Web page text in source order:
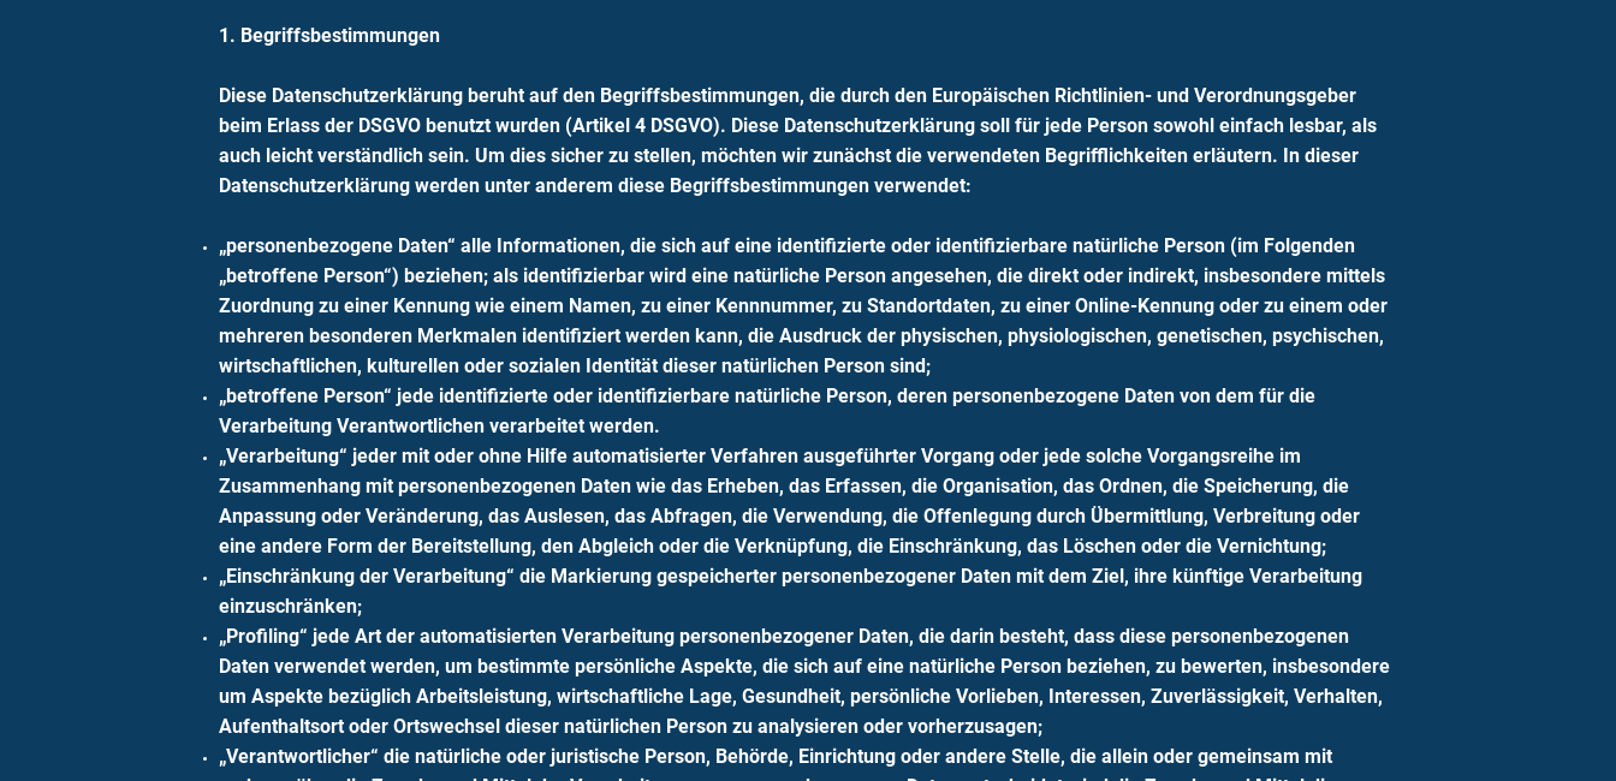
1. Begriffsbestimmungen
Diese Datenschutzerklärung beruht auf den Begriffsbestimmungen, die durch den Europäischen Richtlinien- und Verordnungsgeber
beim Erlass der DSGVO benutzt wurden (Artikel 4 DSGVO). Diese Datenschutzerklärung soll für jede Person sowohl einfach lesbar, als
auch leicht verständlich sein. Um dies sicher zu stellen, möchten wir zunächst die verwendeten Begrifflichkeiten erläutern. In dieser
Datenschutzerklärung werden unter anderem diese Begriffsbestimmungen verwendet:
„personenbezogene Daten“ alle Informationen, die sich auf eine identifizierte oder identifizierbare natürliche Person (im Folgenden
„betroffene Person“) beziehen; als identifizierbar wird eine natürliche Person angesehen, die direkt oder indirekt, insbesondere mittels
Zuordnung zu einer Kennung wie einem Namen, zu einer Kennnummer, zu Standortdaten, zu einer Online-Kennung oder zu einem oder
mehreren besonderen Merkmalen identifiziert werden kann, die Ausdruck der physischen, physiologischen, genetischen, psychischen,
wirtschaftlichen, kulturellen oder sozialen Identität dieser natürlichen Person sind;
„betroffene Person“ jede identifizierte oder identifizierbare natürliche Person, deren personenbezogene Daten von dem für die
Verarbeitung Verantwortlichen verarbeitet werden.
„Verarbeitung“ jeder mit oder ohne Hilfe automatisierter Verfahren ausgeführter Vorgang oder jede solche Vorgangsreihe im
Zusammenhang mit personenbezogenen Daten wie das Erheben, das Erfassen, die Organisation, das Ordnen, die Speicherung, die
Anpassung oder Veränderung, das Auslesen, das Abfragen, die Verwendung, die Offenlegung durch Übermittlung, Verbreitung oder
eine andere Form der Bereitstellung, den Abgleich oder die Verknüpfung, die Einschränkung, das Löschen oder die Vernichtung;
„Einschränkung der Verarbeitung“ die Markierung gespeicherter personenbezogener Daten mit dem Ziel, ihre künftige Verarbeitung
einzuschränken;
„Profiling“ jede Art der automatisierten Verarbeitung personenbezogener Daten, die darin besteht, dass diese personenbezogenen
Daten verwendet werden, um bestimmte persönliche Aspekte, die sich auf eine natürliche Person beziehen, zu bewerten, insbesondere
um Aspekte bezüglich Arbeitsleistung, wirtschaftliche Lage, Gesundheit, persönliche Vorlieben, Interessen, Zuverlässigkeit, Verhalten,
Aufenthaltsort oder Ortswechsel dieser natürlichen Person zu analysieren oder vorherzusagen;
„Verantwortlicher“ die natürliche oder juristische Person, Behörde, Einrichtung oder andere Stelle, die allein oder gemeinsam mit